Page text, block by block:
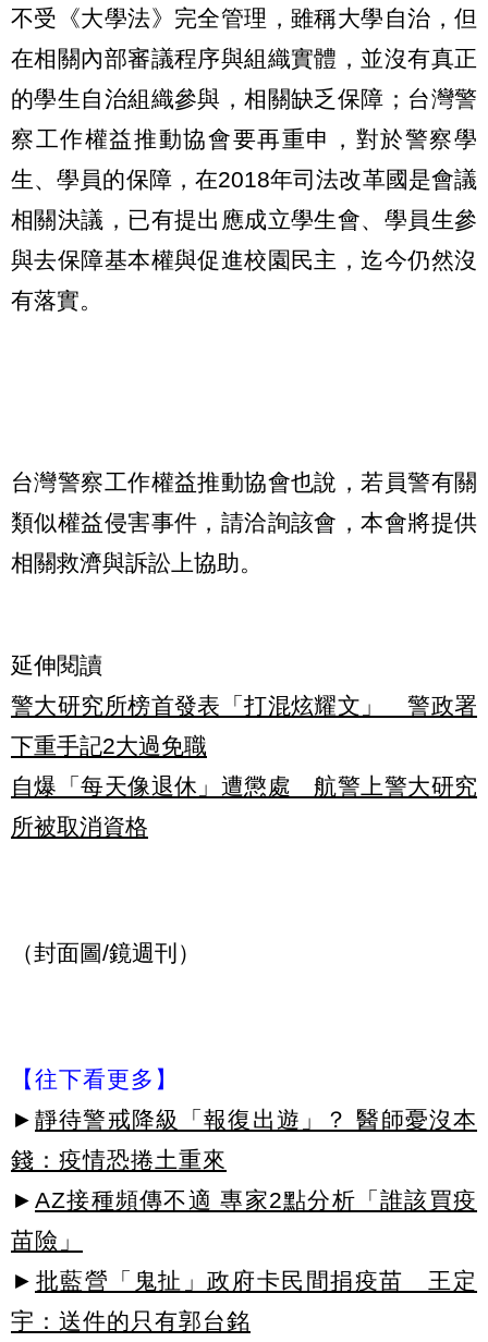
不受《大學法》完全管理，雖稱大學自治，但
在相關內部審議程序與組織實體，並沒有真正
的學生自治組織參與，相關缺乏保障；台灣警
察工作權益推動協會要再重申，對於警察學
生、學員的保障，在2018年司法改革國是會議
相關決議，已有提出應成立學生會、學員生參
與去保障基本權與促進校園民主，迄今仍然沒
有落實。
台灣警察工作權益推動協會也說，若員警有關
類似權益侵害事件，請洽詢該會，本會將提供
相關救濟與訴訟上協助。
延伸閱讀
警大研究所榜首發表「打混炫耀文」 警政署
下重手記2大過免職
自爆「每天像退休」遭懲處 航警上警大研究
所被取消資格
（封面圖/鏡週刊）
【往下看更多】
► 靜待警戒降級「報復出遊」？ 醫師憂沒本
錢：疫情恐捲土重來
► AZ接種頻傳不適 專家2點分析「誰該買疫
苗險」
► 批藍營「鬼扯」政府卡民間捐疫苗 王定
宇：送件的只有郭台銘